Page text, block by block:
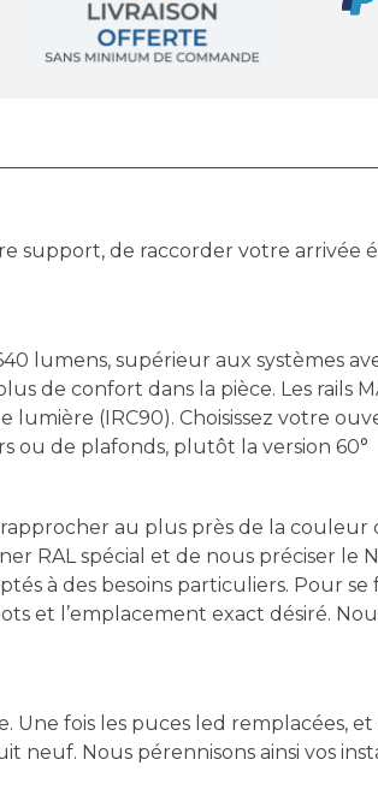
support, de raccorder votre
lumens, supérieur aux systèmes
de confort dans la pièce. Les rails
(IRC90). Choisissez votre
ou de plafonds, plutôt la version 60°
rapprocher au plus près de la
RAL spécial et de nous préciser le
à des besoins particuliers. Pour se
et l’emplacement exact désiré.
Une fois les puces led remplacées,
neuf. Nous pérennisons ainsi vos